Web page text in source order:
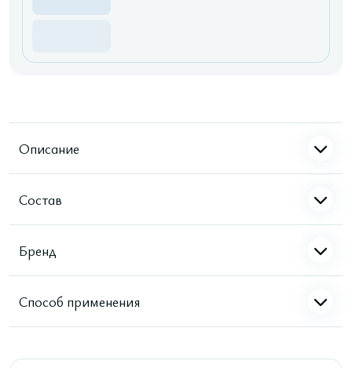
Описание
Состав
Бренд
Способ применения